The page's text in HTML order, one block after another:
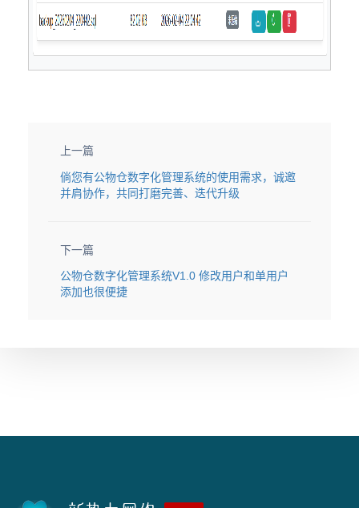
上一篇
倘您有公物仓数字化管理系统的使用需求，诚邀
并肩协作，共同打磨完善、迭代升级
下一篇
公物仓数字化管理系统V1.0 修改用户和单用户
添加也很便捷